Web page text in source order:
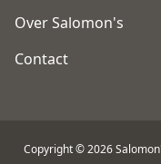
Over Salomon's
Contact
Copyright © 2026